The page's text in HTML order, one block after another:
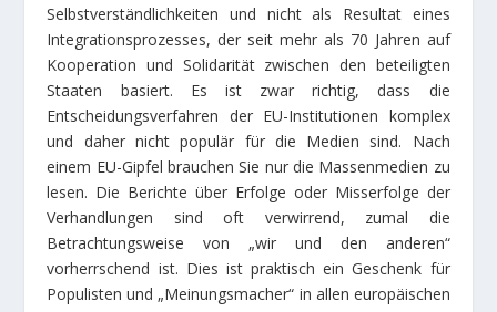
Selbstverständlichkeiten und nicht als Resultat eines
Integrationsprozesses, der seit mehr als 70 Jahren auf
Kooperation und Solidarität zwischen den beteiligten
Staaten basiert. Es ist zwar richtig, dass die
Entscheidungsverfahren der EU-Institutionen komplex
und daher nicht populär für die Medien sind. Nach
einem EU-Gipfel brauchen Sie nur die Massenmedien zu
lesen. Die Berichte über Erfolge oder Misserfolge der
Verhandlungen sind oft verwirrend, zumal die
Betrachtungsweise von „wir und den anderen“
vorherrschend ist. Dies ist praktisch ein Geschenk für
Populisten und „Meinungsmacher“ in allen europäischen